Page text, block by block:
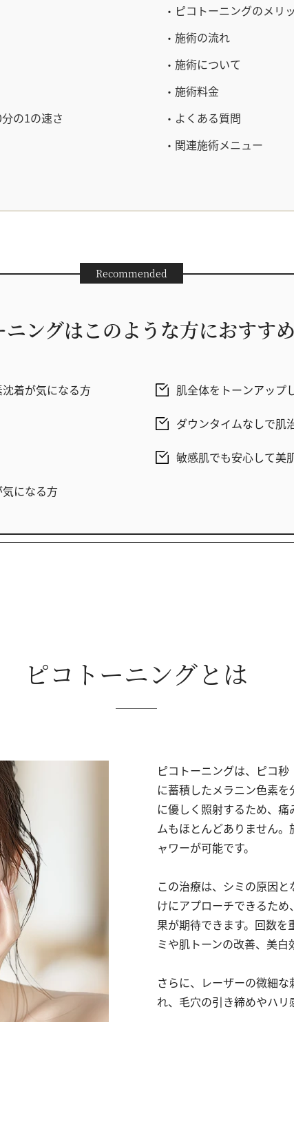
の1の速さ
ピコトーニングのメリ
施術の流れ
施術について
施術料金
よくある質問
関連施術メニュー
Recommended
ニングはこのような方におすす
着が気になる方
になる方
肌全体をトーンアップ
ダウンタイムなしで肌
敏感肌でも安心して美
ピコトーニングとは
ピコトーニングは、ピコ
に蓄積したメラニン色素
に優しく照射するため、
ムもほとんどありません
ャワーが可能です。
この治療は、シミの原因
けにアプローチできるた
果が期待できます。回数
ミや肌トーンの改善、美白
さらに、レーザーの微細
れ、毛穴の引き締めやハリ